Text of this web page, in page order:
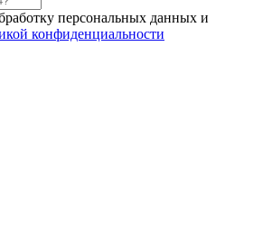
персональных данных и
конфиденциальности